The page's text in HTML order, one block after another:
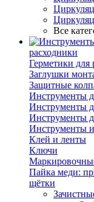
Все
расходники
Герметики для
Заглушки
Защитные
Инструменты
Инструменты
Инструменты
Инструменты
Клей и ленты
Ключи
Пайка меди:
щётки